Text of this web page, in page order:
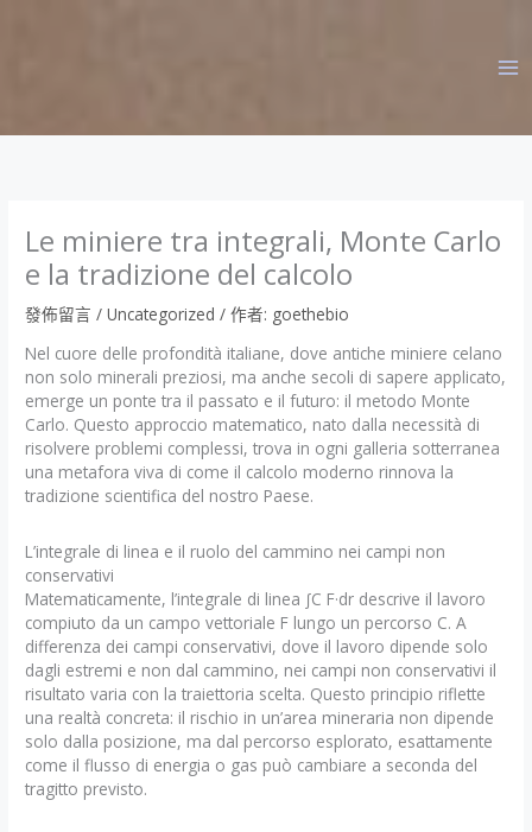
Le miniere tra integrali, Monte Carlo
e la tradizione del calcolo
發佈留言 /Uncategorized / 作者: goethebio
Nel cuore delle profondità italiane, dove antiche miniere celano
non solo minerali preziosi, ma anche secoli di sapere applicato,
emerge un ponte tra il passato e il futuro: il metodo Monte
Carlo. Questo approccio matematico, nato dalla necessità di
risolvere problemi complessi, trova in ogni galleria sotterranea
una metafora viva di come il calcolo moderno rinnova la
tradizione scientifica del nostro Paese.
L’integrale di linea e il ruolo del cammino nei campi non
conservativi
Matematicamente, l’integrale di linea ∫C F·dr descrive il lavoro
compiuto da un campo vettoriale F lungo un percorso C. A
differenza dei campi conservativi, dove il lavoro dipende solo
dagli estremi e non dal cammino, nei campi non conservativi il
risultato varia con la traiettoria scelta. Questo principio riflette
una realtà concreta: il rischio in un’area mineraria non dipende
solo dalla posizione, ma dal percorso esplorato, esattamente
come il flusso di energia o gas può cambiare a seconda del
tragitto previsto.